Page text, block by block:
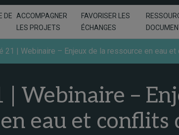
DE
ACCOMPAGNER
LES PROJETS
FAVORISER LES
ÉCHANGES
21 | Webinaire – Enjeux de la ressource en eau et
| Webinaire –
eau et conflits